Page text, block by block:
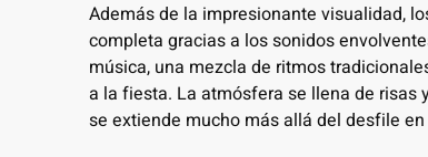
Además de la impresionante visualidad,
completa gracias a los sonidos
música, una mezcla de ritmos
a la fiesta. La atmósfera se llena de risas
se extiende mucho más allá del desfile en